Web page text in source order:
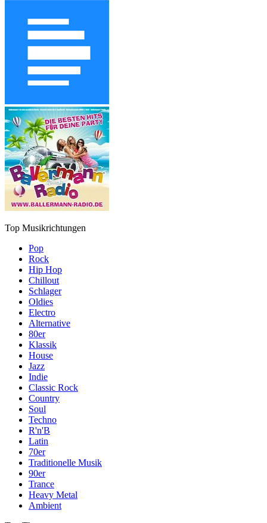
Top Musikrichtungen
Pop
Rock
Hip Hop
Chillout
Schlager
Oldies
Electro
Alternative
80er
Klassik
House
Jazz
Indie
Classic Rock
Country
Soul
Techno
R'n'B
Latin
70er
Traditionelle Musik
90er
Trance
Heavy Metal
Ambient